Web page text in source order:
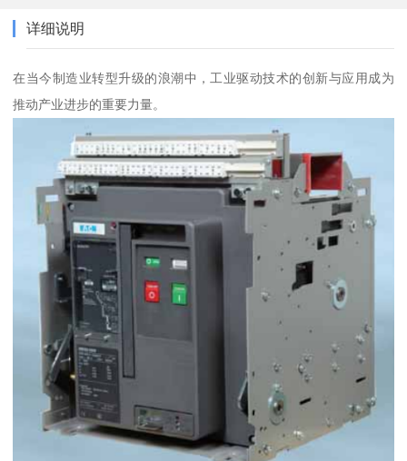
详细说明
在当今制造业转型升级的浪潮中，工业驱动技术的创新与应用成为
推动产业进步的重要力量。